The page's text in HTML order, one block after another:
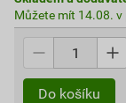
Můžete mít 14.08. v
Do košíku